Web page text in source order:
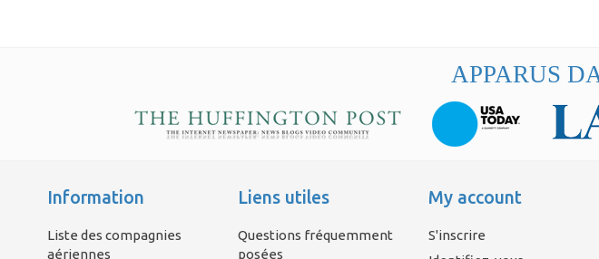
APPARUS
Information
Liste des compagnies
aériennes
Liens utiles
Questions fréquemment
posées
My account
S'inscrire